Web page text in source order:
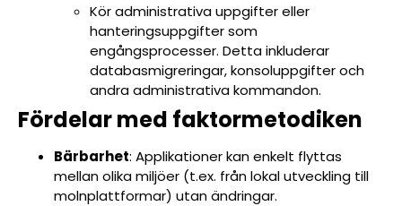
Kör administrativa uppgifter eller
hanteringsuppgifter som
engångsprocesser. Detta inkluderar
databasmigreringar, konsoluppgifter och
andra administrativa kommandon.
Fördelar med faktormetodiken
Bärbarhet: Applikationer kan enkelt flyttas
mellan olika miljöer (t.ex. från lokal utveckling till
molnplattformar) utan ändringar.